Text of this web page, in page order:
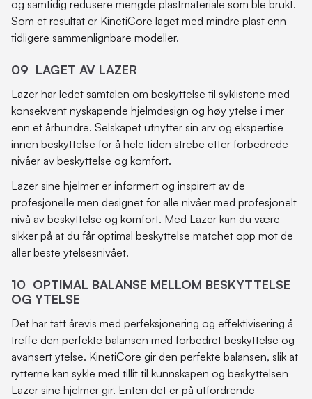
og samtidig redusere mengde plastmateriale som ble brukt.
Som et resultat er KinetiCore laget med mindre plast enn
tidligere sammenlignbare modeller.
09 LAGET AV LAZER
Lazer har ledet samtalen om beskyttelse til syklistene med
konsekvent nyskapende hjelmdesign og høy ytelse i mer
enn et århundre. Selskapet utnytter sin arv og ekspertise
innen beskyttelse for å hele tiden strebe etter forbedrede
nivåer av beskyttelse og komfort.
Lazer sine hjelmer er informert og inspirert av de
profesjonelle men designet for alle nivåer med profesjonelt
nivå av beskyttelse og komfort. Med Lazer kan du være
sikker på at du får optimal beskyttelse matchet opp mot de
aller beste ytelsesnivået.
10 OPTIMAL BALANSE MELLOM BESKYTTELSE
OG YTELSE
Det har tatt årevis med perfeksjonering og effektivisering å
treffe den perfekte balansen med forbedret beskyttelse og
avansert ytelse. KinetiCore gir den perfekte balansen, slik at
rytterne kan sykle med tillit til kunnskapen og beskyttelsen
Lazer sine hjelmer gir. Enten det er på utfordrende